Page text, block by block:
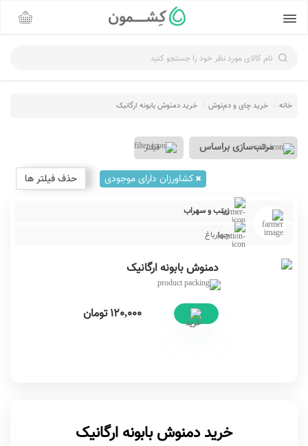
نام کالای مورد نظر خود را جستجو کنید
خانه خرید چای و دم‌نوش‌ خرید دمنوش بابونه ارگانیک
فیلتر
کشاورزان دارای موجودی حذف فیلتر ها
زینب و سهراب
چهارباغ
دمنوش بابونه ارگانیک
120,000تومان
خرید دمنوش بابونه ارگانیک